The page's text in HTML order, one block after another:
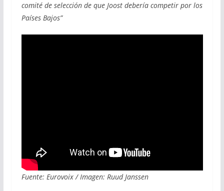
comité de selección de que Joost debería competir por los
Países Bajos”
Fuente: Eurovoix / Imagen: Ruud Janssen